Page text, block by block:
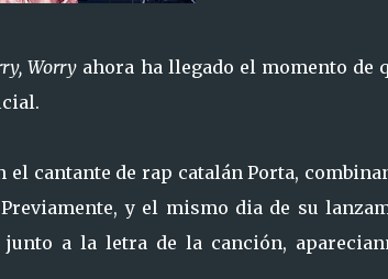
Worry ahora ha llegado el momento de
el cantante de rap catalán Porta,
y el mismo dia de su
a la letra de la canción,